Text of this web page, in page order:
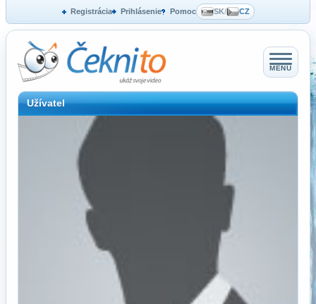
Registrácia Prihlásenie Pomoc SK/ CZ
MENU
Užívatel